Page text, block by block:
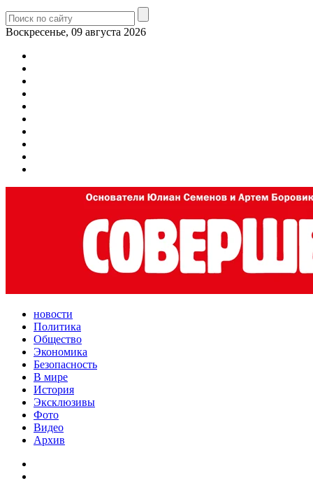
Воскресенье, 09 августа 2026
новости
Политика
Общество
Экономика
Безопасность
В мире
История
Эксклюзивы
Фото
Видео
Архив